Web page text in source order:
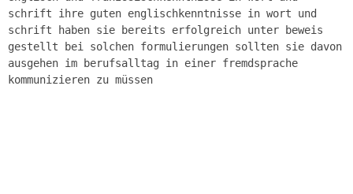
schrift ihre guten englischkenntnisse in wort und
schrift haben sie bereits erfolgreich unter beweis
gestellt bei solchen formulierungen sollten sie davon
ausgehen im berufsalltag in einer fremdsprache
kommunizieren zu müssen